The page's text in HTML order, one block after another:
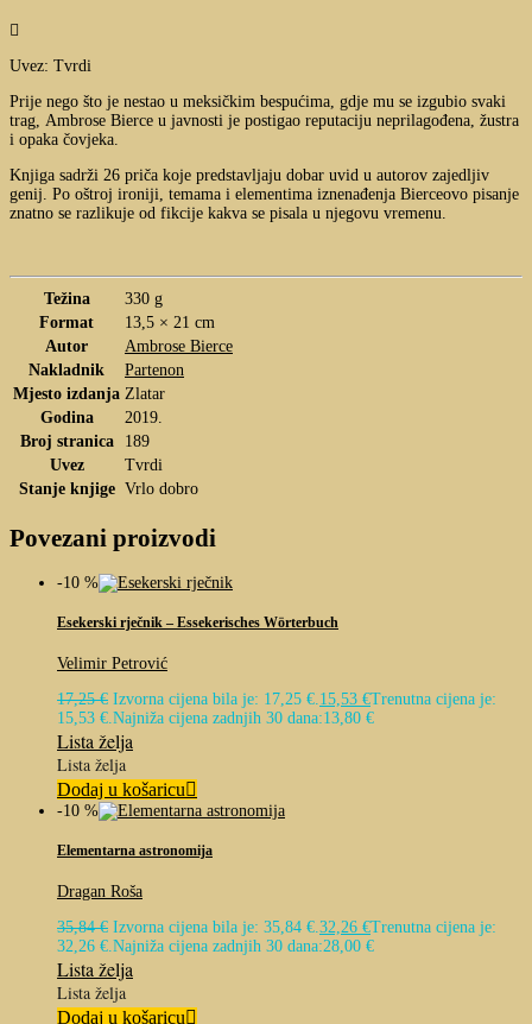

Uvez: Tvrdi
Prije nego što je nestao u meksičkim bespućima, gdje mu se izgubio svaki
trag, Ambrose Bierce u javnosti je postigao reputaciju neprilagođena, žustra
i opaka čovjeka.
Knjiga sadrži 26 priča koje predstavljaju dobar uvid u autorov zajedljiv
genij. Po oštroj ironiji, temama i elementima iznenađenja Bierceovo pisanje
znatno se razlikuje od fikcije kakva se pisala u njegovu vremenu.
Težina
330 g
Format
13,5 × 21 cm
Autor
Ambrose Bierce
Nakladnik
Partenon
Mjesto izdanja Zlatar
Godina
2019.
Broj stranica
189
Uvez
Tvrdi
Stanje knjige Vrlo dobro
Povezani proizvodi
-10 %
Esekerski rječnik – Essekerisches Wörterbuch
Velimir Petrović
17,25€ Izvorna cijena bila je: 17,25 €. 15,53 €Trenutna cijena je:
15,53 €. Najniža cijena zadnjih 30 dana:13,80 €
Lista želja
Lista želja
Dodaj u košaricu
-10 %
Elementarna astronomija
Dragan Roša
35,84€ Izvorna cijena bila je: 35,84 €. 32,26 €Trenutna cijena je:
32,26 €. Najniža cijena zadnjih 30 dana:28,00 €
Lista želja
Lista želja
Dodaj u košaricu